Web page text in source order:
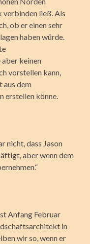
verbinden ließ. Als
ob er einen sehr
haben würde.
keinen
vorstellen kann,
aus dem
erstellen könne.
nicht, dass Jason
aber wenn dem
Anfang Februar
in
wir so, wenn er